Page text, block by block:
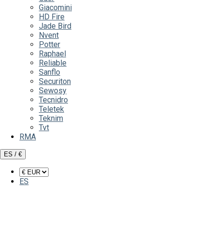
Giacomini
HD Fire
Jade Bird
Nvent
Potter
Raphael
Reliable
Sanflo
Securiton
Sewosy
Tecnidro
Teletek
Teknim
Tvt
RMA
ES / €
ES